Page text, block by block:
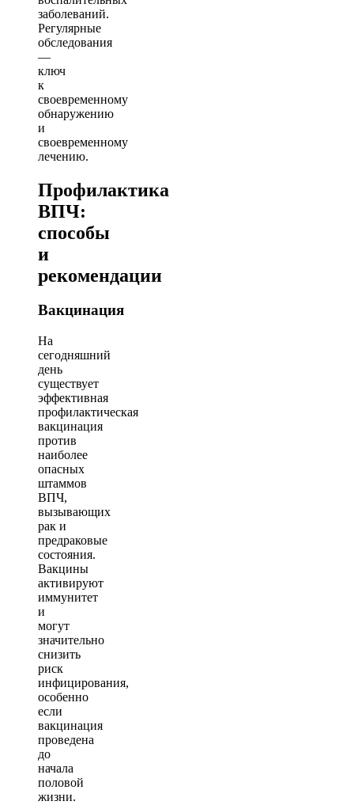
заболеваний.
Регулярные
обследования
—
ключ
к
своевременному
обнаружению
и
своевременному
лечению.
Профилактика
ВПЧ:
способы
и
рекомендации
Вакцинация
На
сегодняшний
день
существует
эффективная
профилактическая
вакцинация
против
наиболее
опасных
штаммов
ВПЧ,
вызывающих
рак и
предраковые
состояния.
Вакцины
активируют
иммунитет
и
могут
значительно
снизить
риск
инфицирования,
особенно
если
вакцинация
проведена
до
начала
половой
жизни.